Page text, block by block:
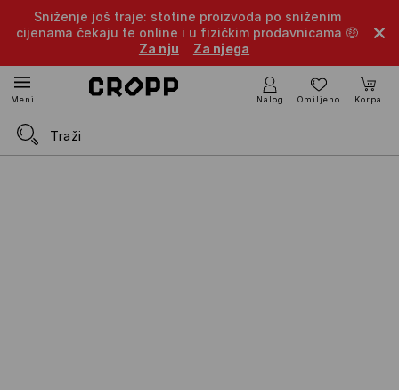
Sniženje još traje: stotine proizvoda po sniženim
cijenama čekaju te online i u fizičkim prodavnicama 🤑
Za nju
Za njega
Meni Nalog Omiljeno Korpa